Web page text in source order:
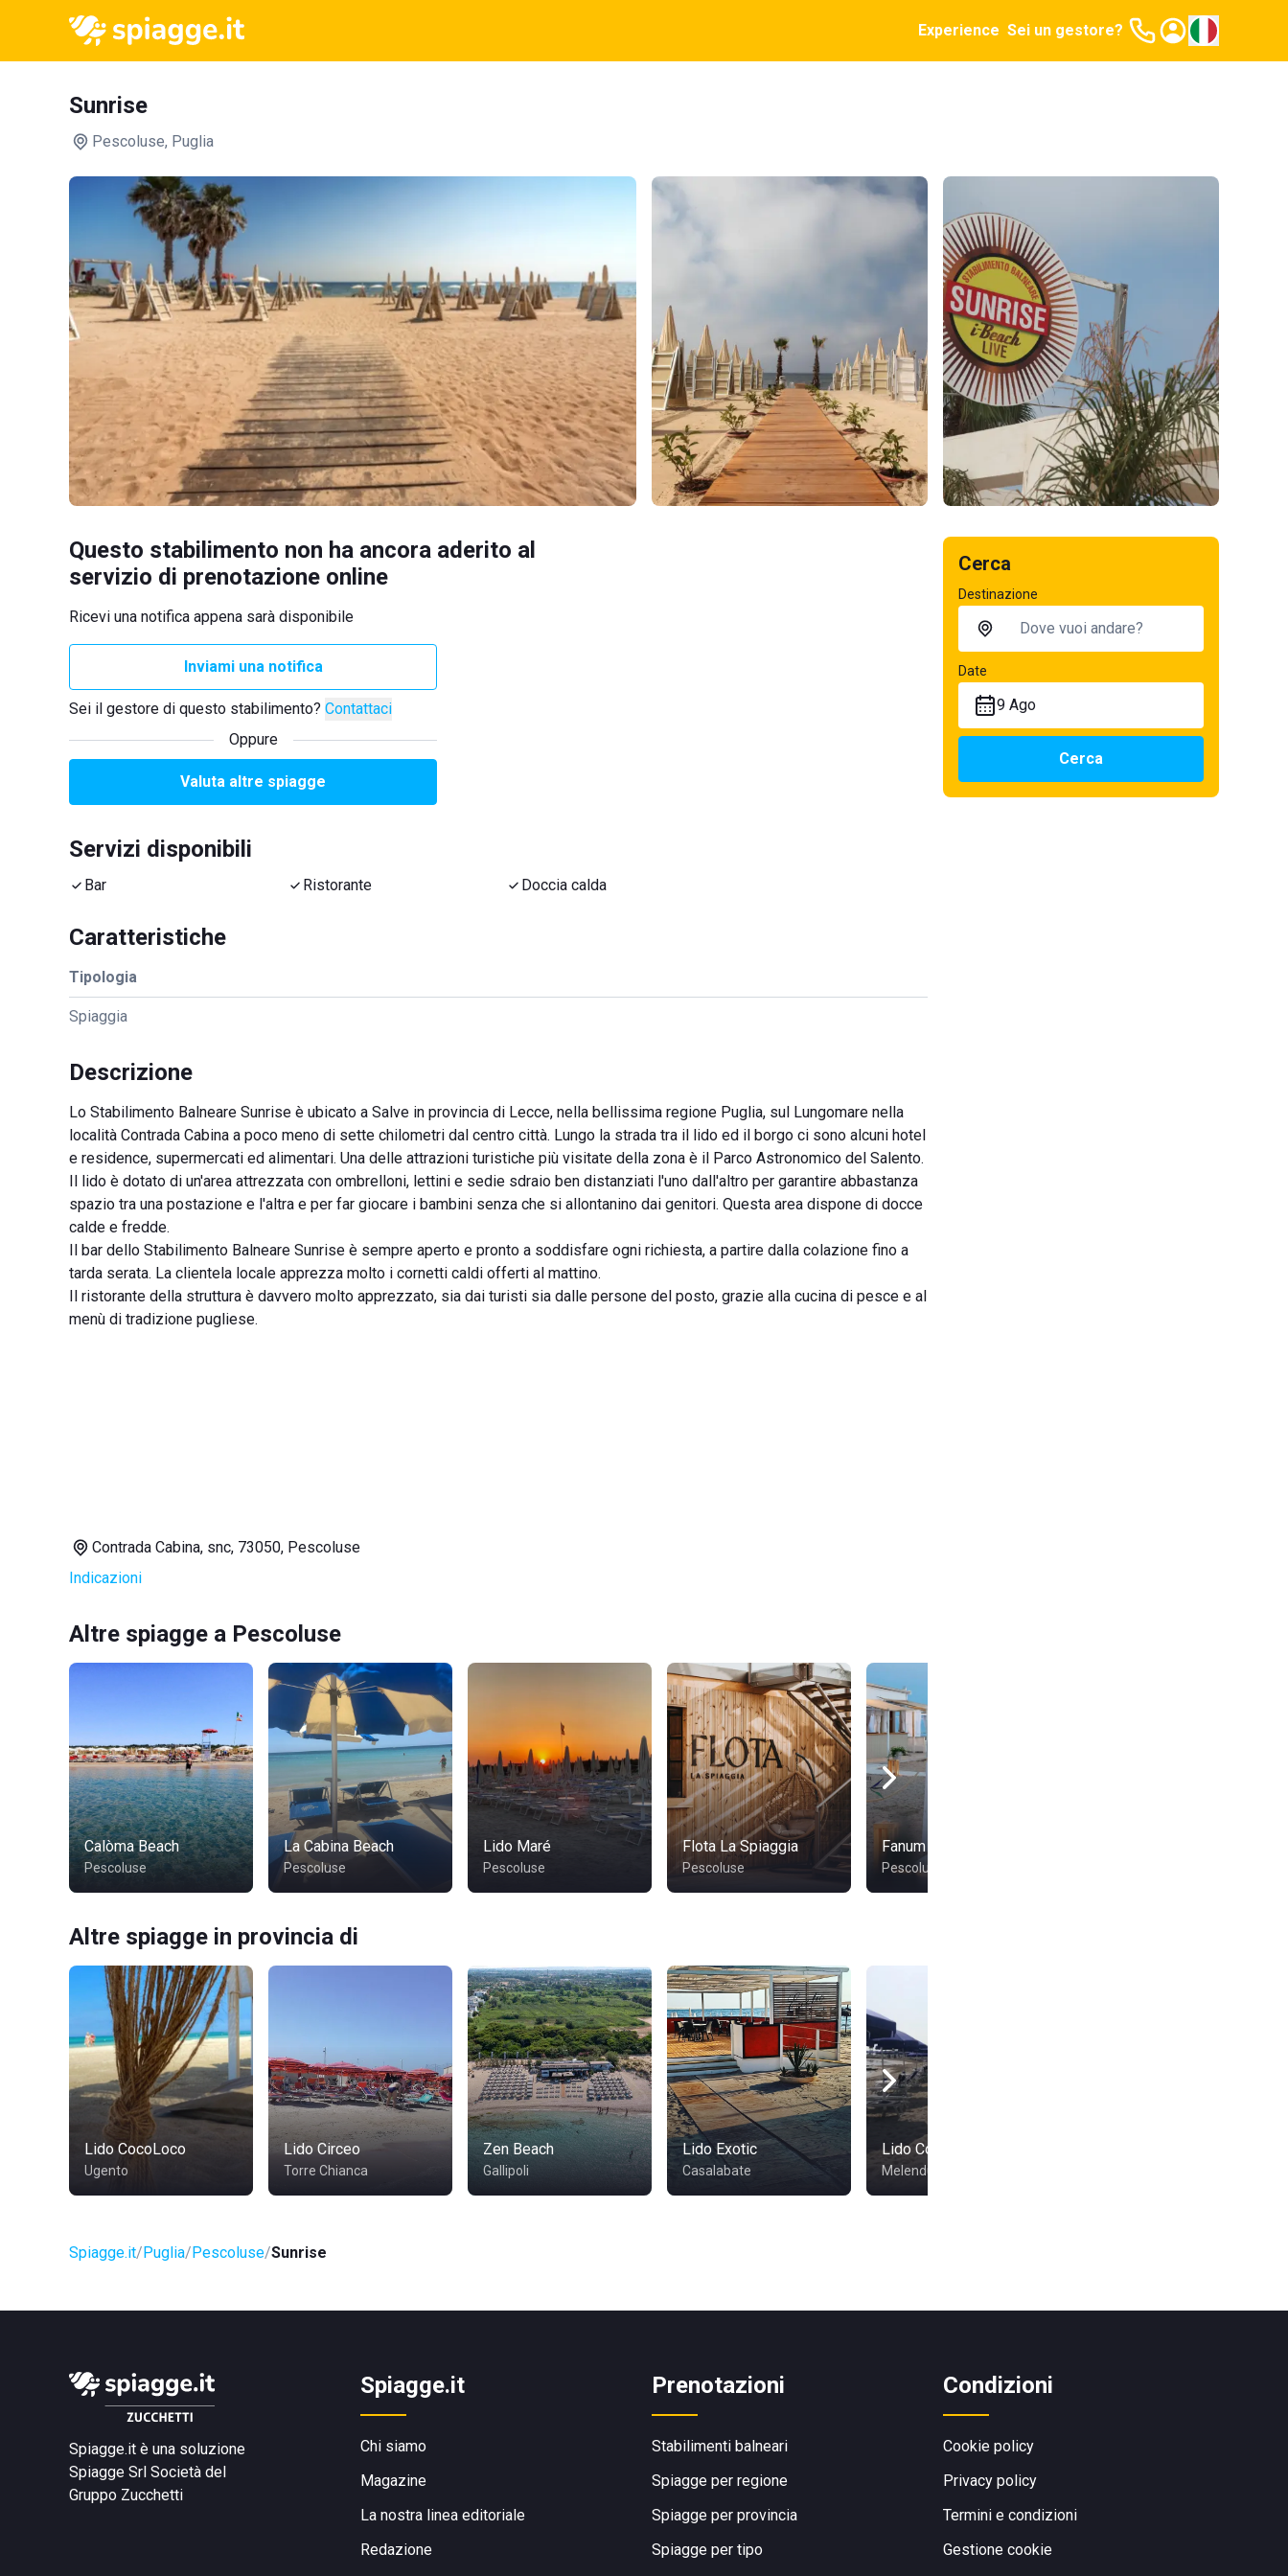
Experience Sei un gestore?
Sunrise
Pescoluse, Puglia
Questo stabilimento non ha ancora aderito al
servizio di prenotazione online
Ricevi una notifica appena sarà disponibile
Inviami una notifica
Sei il gestore di questo stabilimento? Contattaci
Oppure
Valuta altre spiagge
Servizi disponibili
Bar Ristorante Doccia calda
Caratteristiche
Tipologia
Spiaggia
Descrizione
Lo Stabilimento Balneare Sunrise è ubicato a Salve in provincia di Lecce, nella bellissima regione Puglia, sul Lungomare nella
località Contrada Cabina a poco meno di sette chilometri dal centro città. Lungo la strada tra il lido ed il borgo ci sono alcuni hotel
e residence, supermercati ed alimentari. Una delle attrazioni turistiche più visitate della zona è il Parco Astronomico del Salento.
Il lido è dotato di un'area attrezzata con ombrelloni, lettini e sedie sdraio ben distanziati l'uno dall'altro per garantire abbastanza
spazio tra una postazione e l'altra e per far giocare i bambini senza che si allontanino dai genitori. Questa area dispone di docce
calde e fredde.
Il bar dello Stabilimento Balneare Sunrise è sempre aperto e pronto a soddisfare ogni richiesta, a partire dalla colazione fino a
tarda serata. La clientela locale apprezza molto i cornetti caldi offerti al mattino.
Il ristorante della struttura è davvero molto apprezzato, sia dai turisti sia dalle persone del posto, grazie alla cucina di pesce e al
menù di tradizione pugliese.
Contrada Cabina, snc, 73050, Pescoluse
Indicazioni
Altre spiagge a Pescoluse
Calòma Beach
Pescoluse
La Cabina Beach
Pescoluse
Lido Maré
Pescoluse
Flota La Spiaggia
Pescoluse
Fanum Pescoluse
Pescoluse
Altre spiagge in provincia di
Lido CocoLoco
Ugento
Lido Circeo
Torre Chianca
Zen Beach
Gallipoli
Lido Exotic
Casalabate
Lido Coiba
Melendugno
Spiagge.it Puglia Pescoluse Sunrise
Cerca
Destinazione
Date
9 Ago
Cerca
Spiagge.it è una soluzione
Spiagge Srl Società del
Gruppo Zucchetti
Spiagge.it
Chi siamo
Magazine
La nostra linea editoriale
Redazione
Prenotazioni
Stabilimenti balneari
Spiagge per regione
Spiagge per provincia
Spiagge per tipo
Condizioni
Cookie policy
Privacy policy
Termini e condizioni
Gestione cookie